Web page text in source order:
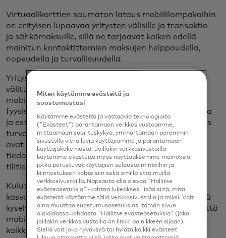
Virtuaalikorttien saumaton lataus mobiililompakoihin
on erityisen lupaavaa yritysten välisille ja transaktio-
ja sähkömaksuille, sillä ne tarjoavat kaiken edellä
mainitun kontaktittomien maksujen helppoudella,
nopeudella ja turvallisuudella.
Yritysten etsiessä tapoja toimia kestävämmin,
välittömästi myönnettävät ja käytettävät
mobiilivirtuaalikortit poistavat tarpeen lähettää
fyysisiä kortteja postitse, mikä lyhentää odotusaikaa
ja estää muovijätteen määrän kasvua. Ne ovat myös
turvallisempia, koska kaikki mobiililompakkomaksut
ovat tokenisoituja, ja kortinhaltijan arkaluontoiset
tiedot korvataan korvikenumeroilla, joten heidän
tilitietojaan ei koskaan paljasteta.
Kuluttajamaailmassa mobiilimaksut ovat vain
kasvattaneet suosiotaan – PYMNTS:n äskettäisessä
kyselyssä puolet Z-sukupolven kuluttajista sanoo, että
mobiililompakot voivat korvata suurimman osan tai
kaikki fyysisten lompakoiden käyttötavat. Kun
Miten käytämme evästeitä ja
suostumustasi
Käytämme evästeitä ja vastaavia teknologioita
("Evästeet") parantamaan verkkosivustoamme,
mittaamaan suorituskykyä, ymmärtämään paremmin
sivustolla vierailevia käyttäjiämme ja parantamaan
käyttäjäkokemusta. Joillakin verkkosivustoilla
käytämme evästeitä myös näyttääksemme mainoksia,
jotka perustuvat käyttäjien selaustoimintoihin ja
kiinnostuksen kohteisiin sekä omilla että muilla
verkkosivustoilla. Napsauta alla olevaa "Hallitse
evästeasetuksia" -kohtaa lukeaksesi lisää siitä, mitä
evästeitä käytämme tällä verkkosivustolla ja miksi. Voit
aina muuttaa suostumusasetuksiasi tämän sivun
alalaidassa kohdasta "Hallitse evästeasetuksia" (joka
joillakin verkkosivustoilla on linkki painikkeen sijaan).
Siellä voit joko hyväksyä tai hylätä kaikki evästeet